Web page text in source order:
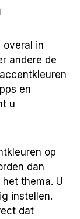
overal in
andere de
en
u
op
dan
thema. U
instellen.
dat